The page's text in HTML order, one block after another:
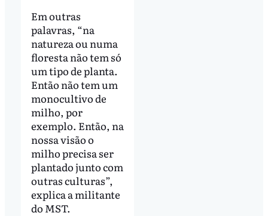
Em outras
palavras, “na
natureza ou numa
floresta não tem só
um tipo de planta.
Então não tem um
monocultivo de
milho, por
exemplo. Então, na
nossa visão o
milho precisa ser
plantado junto com
outras culturas”,
explica a militante
do MST.